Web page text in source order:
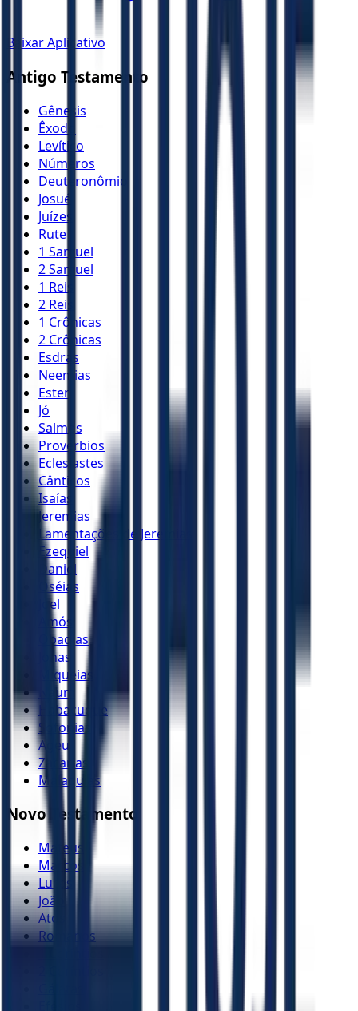
Baixar Aplicativo
Antigo Testamento
Gênesis
Êxodo
Levítico
Números
Deuteronômio
Josué
Juízes
Rute
1 Samuel
2 Samuel
1 Reis
2 Reis
1 Crônicas
2 Crônicas
Esdras
Neemias
Ester
Jó
Salmos
Provérbios
Eclesiastes
Cânticos
Isaías
Jeremias
Lamentações de Jeremias
Ezequiel
Daniel
Oséias
Joel
Amós
Obadias
Jonas
Miquéias
Naum
Habacuque
Sofonias
Ageu
Zacarias
Malaquias
Novo Testamento
Mateus
Marcos
Lucas
João
Atos
Romanos